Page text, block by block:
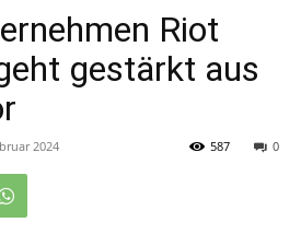
Riot
gestärkt aus
2024 0
587